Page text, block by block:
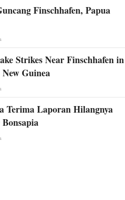
Finschhafen, Papua
Strikes Near Finschhafen in
Guinea
Terima Laporan Hilangnya